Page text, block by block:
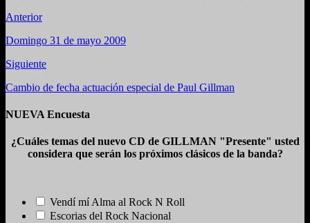
Anterior
Domingo 31 de mayo 2009
Siguiente
Cambio de fecha actuación especial de Paul Gillman
NUEVA Encuesta
¿Cuáles temas del nuevo CD de GILLMAN "Presente" usted
considera que serán los próximos clásicos de la banda?
Vendí mí Alma al Rock N Roll
Escorias del Rock Nacional